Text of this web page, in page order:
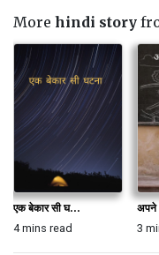
More hindi story
एक बेकार सी घ...
4 mins read
अपने
3